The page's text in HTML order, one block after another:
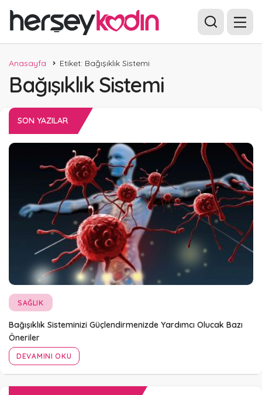
Anasayfa Etiket: Bağışıklık Sistemi
Bağışıklık Sistemi
SON YAZILAR
SAĞLIK
Bağışıklık Sisteminizi Güçlendirmenizde Yardımcı Olucak Bazı
Öneriler
DEVAMINI OKU